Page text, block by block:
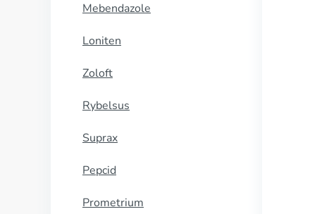
Mebendazole
Loniten
Zoloft
Rybelsus
Suprax
Pepcid
Prometrium